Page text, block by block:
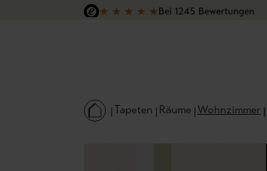
Hauptinhalt springen
Zur Suche springen
Zur Hauptnavigation springen
★ ★ ★ ★ ★Bei 1245 Bewertungen
Tapeten Räume Wohnzimmer